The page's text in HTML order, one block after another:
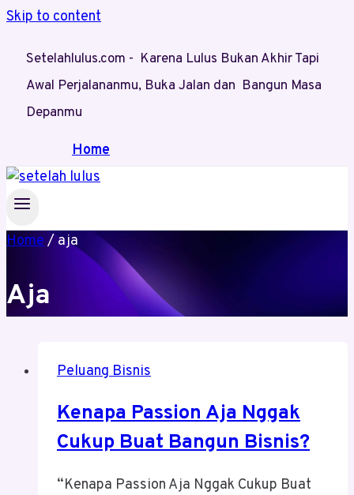
Skip to content
Setelahlulus.com - Karena Lulus Bukan Akhir Tapi
Awal Perjalananmu, Buka Jalan dan Bangun Masa
Depanmu
Home
Home/ aja
Aja
Peluang Bisnis
Kenapa Passion Aja Nggak
Cukup Buat Bangun Bisnis?
“Kenapa Passion Aja Nggak Cukup Buat